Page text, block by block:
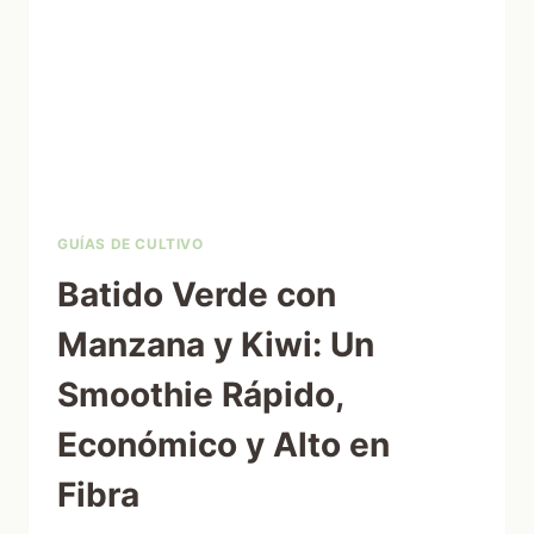
GUÍAS DE CULTIVO
Batido Verde con
Manzana y Kiwi: Un
Smoothie Rápido,
Económico y Alto en
Fibra